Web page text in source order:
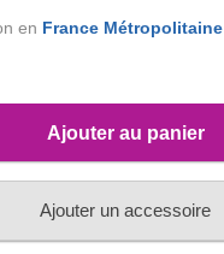
en France Métropolitaine
Ajouter au panier
Ajouter un accessoire